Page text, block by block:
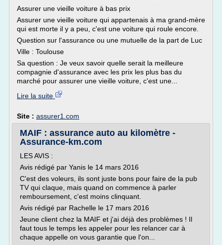
Assurer une vieille voiture à bas prix
Assurer une vieille voiture qui appartenais à ma grand-mère
qui est morte il y a peu, c'est une voiture qui roule encore.
Question sur l'assurance ou une mutuelle de la part de Luc
Ville : Toulouse
Sa question : Je veux savoir quelle serait la meilleure
compagnie d'assurance avec les prix les plus bas du
marché pour assurer une vieille voiture, c'est une...
Lire la suite
Site : assurer1.com
MAIF : assurance auto au kilomètre -
Assurance-km.com
LES AVIS :
Avis rédigé par Yanis le 14 mars 2016
C'est des voleurs, ils sont juste bons pour faire de la pub
TV qui claque, mais quand on commence à parler
remboursement, c'est moins clinquant.
Avis rédigé par Rachelle le 17 mars 2016
Jeune client chez la MAIF et j'ai déjà des problèmes ! Il
faut tous le temps les appeler pour les relancer car à
chaque appelle on vous garantie que l'on...